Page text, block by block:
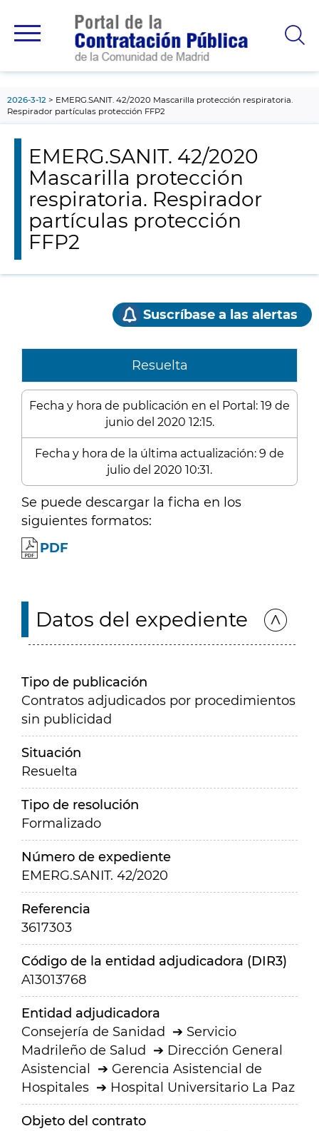
principal
2026-3-12
EMERG.SANIT. 42/2020 Mascarilla protección respiratoria.
Respirador partículas protección FFP2
EMERG.SANIT. 42/2020
Mascarilla protección
respiratoria. Respirador
partículas protección
FFP2
Suscríbase a las alertas
Resuelta
Fecha y hora de publicación en el Portal: 19 de
junio del 2020 12:15.
Fecha y hora de la última actualización: 9 de
julio del 2020 10:31.
Se puede descargar la ficha en los
siguientes formatos:
PDF
Datos del expediente
Tipo de publicación
Contratos adjudicados por procedimientos
sin publicidad
Situación
Resuelta
Tipo de resolución
Formalizado
Número de expediente
EMERG.SANIT. 42/2020
Referencia
3617303
Código de la entidad adjudicadora (DIR3)
A13013768
Entidad adjudicadora
Consejería de Sanidad
Servicio
Madrileño de Salud
Dirección General
Asistencial
Gerencia Asistencial de
Hospitales
Hospital Universitario La Paz
Objeto del contrato